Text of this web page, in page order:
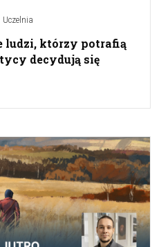
Uczelnia
ludzi, którzy potrafią
decydują się